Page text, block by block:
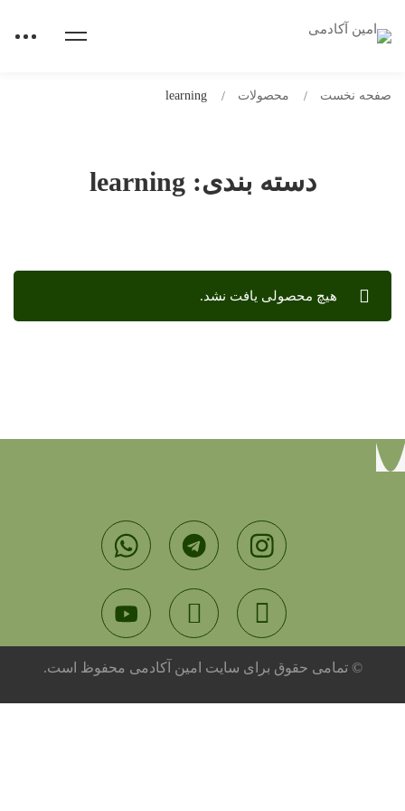
دسته بندی: learning
صفحه نخست محصولات learning
هیچ محصولی یافت نشد.
© تمامی حقوق برای سایت امین آکادمی محفوظ است.